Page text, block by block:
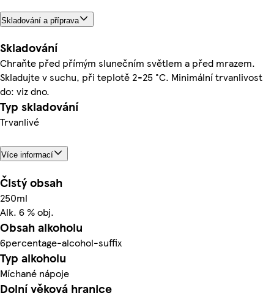
Skladování a příprava
Skladování
Chraňte před přímým slunečním světlem a před mrazem.
Skladujte v suchu, při teplotě 2-25 °C. Minimální trvanlivost
do: viz dno.
Typ skladování
Trvanlivé
Více informací
Čistý obsah
250ml
Alk. 6 % obj.
Obsah alkoholu
6percentage-alcohol-suffix
Typ alkoholu
Míchané nápoje
Dolní věková hranice